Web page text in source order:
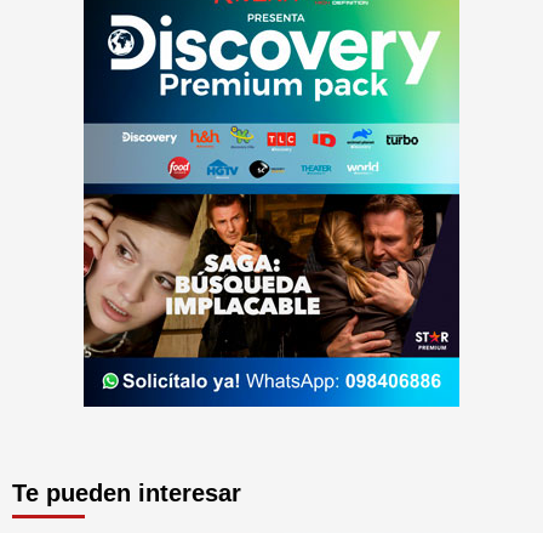
Te pueden interesar